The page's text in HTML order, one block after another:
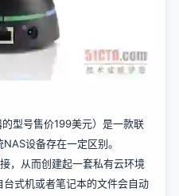
型号售价199美元）是一款联
设备存在一定区别。
，从而创建起一套私有云环境
式机或者笔记本的文件会自动